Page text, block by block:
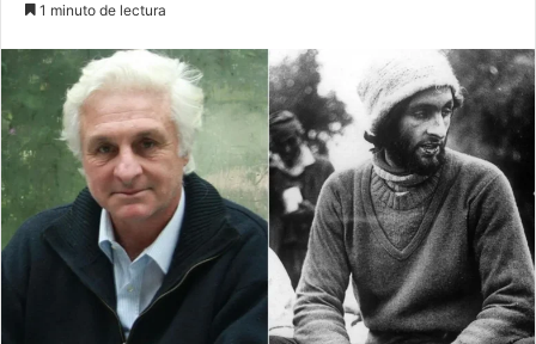
1 minuto de lectura